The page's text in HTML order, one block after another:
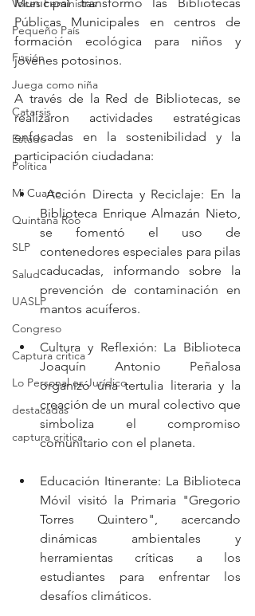
Voces Feministas
Pequeño País
Fusión
Juega como niña
Catarsis
Estado
Política
Mi Cuarto
Quintana Roo
SLP
Salud
UASLP
Congreso
Captura critica
Lo Personal es Jurídico
destacadas
captura critica
Públicas Municipales en centros de
formación ecológica para niños y
jóvenes potosinos.
A través de la Red de Bibliotecas, se
realizaron actividades estratégicas
enfocadas en la sostenibilidad y la
participación ciudadana:
Acción Directa y Reciclaje: En la
Biblioteca Enrique Almazán Nieto,
se fomentó el uso de
contenedores especiales para pilas
caducadas, informando sobre la
prevención de contaminación en
mantos acuíferos.
Cultura y Reflexión: La Biblioteca
Joaquín Antonio Peñalosa
organizó una tertulia literaria y la
creación de un mural colectivo que
simboliza el compromiso
comunitario con el planeta.
Educación Itinerante: La Biblioteca
Móvil visitó la Primaria "Gregorio
Torres Quintero", acercando
dinámicas ambientales y
herramientas críticas a los
estudiantes para enfrentar los
desafíos climáticos.